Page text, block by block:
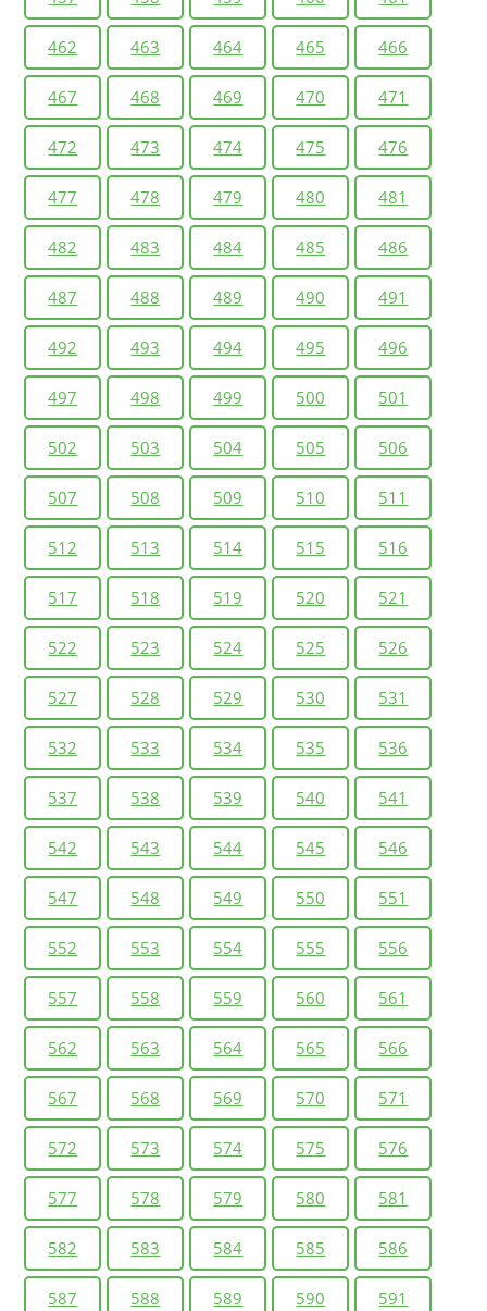
462 463 464 465 466
467 468 469 470 471
472 473 474 475 476
477 478 479 480 481
482 483 484 485 486
487 488 489 490 491
492 493 494 495 496
497 498 499 500 501
502 503 504 505 506
507 508 509 510 511
512 513 514 515 516
517 518 519 520 521
522 523 524 525 526
527 528 529 530 531
532 533 534 535 536
537 538 539 540 541
542 543 544 545 546
547 548 549 550 551
552 553 554 555 556
557 558 559 560 561
562 563 564 565 566
567 568 569 570 571
572 573 574 575 576
577 578 579 580 581
582 583 584 585 586
587 588 589 590 591